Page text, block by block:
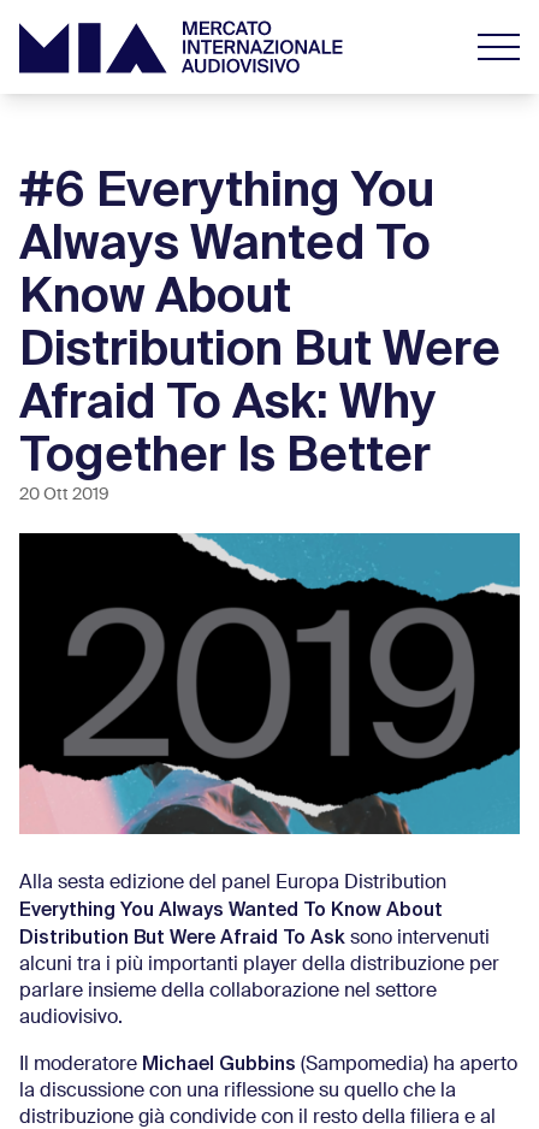
#6 Everything You
Always Wanted To
Know About
Distribution But Were
Afraid To Ask: Why
Together Is Better
20 Ott 2019
Alla sesta edizione del panel Europa Distribution
Everything You Always Wanted To Know About
Distribution But Were Afraid To Ask sono intervenuti
alcuni tra i più importanti player della distribuzione per
parlare insieme della collaborazione nel settore
audiovisivo.
Il moderatore Michael Gubbins (Sampomedia) ha aperto
la discussione con una riflessione su quello che la
distribuzione già condivide con il resto della filiera e al